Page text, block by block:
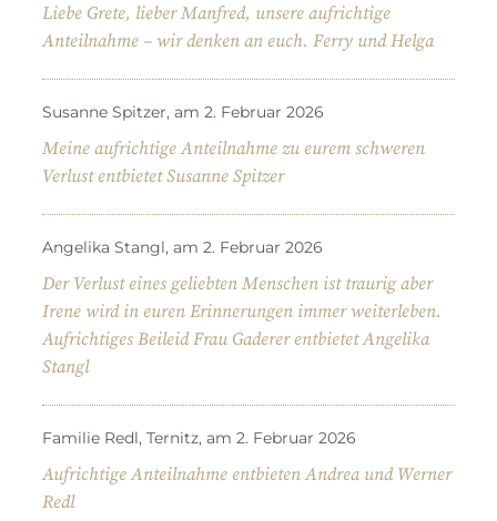
Liebe Grete, lieber Manfred, unsere aufrichtige
Anteilnahme – wir denken an euch. Ferry und Helga
Susanne Spitzer, am 2. Februar 2026
Meine aufrichtige Anteilnahme zu eurem schweren
Verlust entbietet Susanne Spitzer
Angelika Stangl, am 2. Februar 2026
Der Verlust eines geliebten Menschen ist traurig aber
Irene wird in euren Erinnerungen immer weiterleben.
Aufrichtiges Beileid Frau Gaderer entbietet Angelika
Stangl
Familie Redl, Ternitz, am 2. Februar 2026
Aufrichtige Anteilnahme entbieten Andrea und Werner
Redl